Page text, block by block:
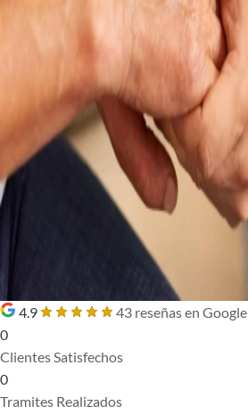
4.9
43 reseñas en Google
0
Clientes Satisfechos
0
Tramites Realizados